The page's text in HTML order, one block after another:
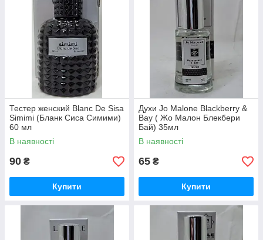
Тестер женский Blanc De Sisa
Simimi (Бланк Сиса Симими)
60 мл
В наявності
90 ₴
Купити
Духи Jo Malone Blackberry &
Bay ( Жо Малон Блекбери
Бай) 35мл
В наявності
65 ₴
Купити